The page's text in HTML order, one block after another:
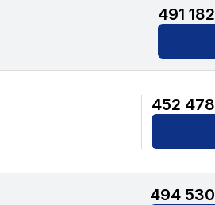
491 182
452 478
494 530